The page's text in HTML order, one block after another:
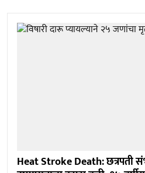
Heat Stroke Death: छत्रपती